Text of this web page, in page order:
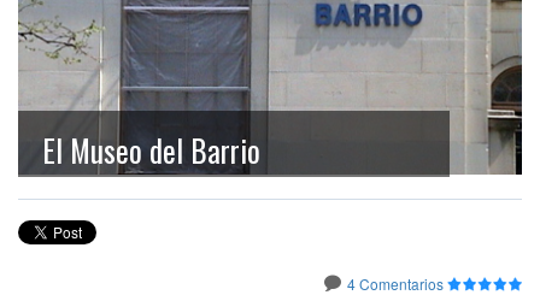
El Museo del Barrio
4 Comentarios